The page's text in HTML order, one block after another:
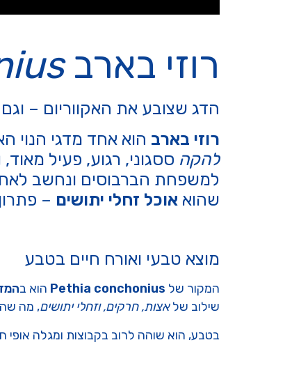
רוזי בארב
הדג שצובע את האקווריום –
רוזי בארב הוא אחד מדגי הנוי
להקה ססגוני, רגוע, פעיל
למשפחת הברבוסים ונחשב לאחד
שהוא אוכל זחלי יתושים –
מוצא טבעי ואורח חיים בטבע
המקור של Pethia conchonius הוא ב
שילוב שלאצות, חרקים, וזחלי יתושים, מה
בטבע, הוא שוהה לרוב בקבוצות ומגלה